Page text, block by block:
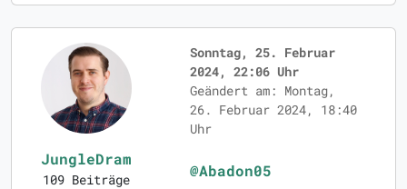
JungleDram
109 Beiträge
Sonntag, 25. Februar
2024, 22:06 Uhr
Geändert am: Montag,
26. Februar 2024, 18:40
Uhr
@Abadon05